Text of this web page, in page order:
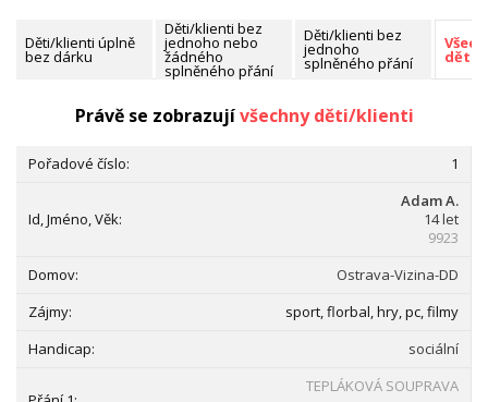
Děti/klienti úplně
bez dárku
Děti/klienti bez
jednoho nebo
žádného
splněného přání
Děti/klienti bez
jednoho
splněného přání
děti/
Právě se zobrazujívšechny děti/klienti
1
Adam A.
14 let
9923
Ostrava-Vizina-DD
sport, florbal, hry, pc, filmy
sociální
TEPLÁKOVÁ SOUPRAVA